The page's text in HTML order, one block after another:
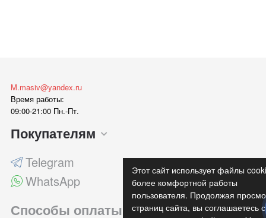
Этот сайт использует файлы
более комфортной работы
пользователя. Продолжая
страниц сайта, вы соглашаетесь с
M.masiv@yandex.ru
Время работы:
09:00-21:00 Пн.-Пт.
Покупателям
Telegram
WhatsApp
Способы оплаты